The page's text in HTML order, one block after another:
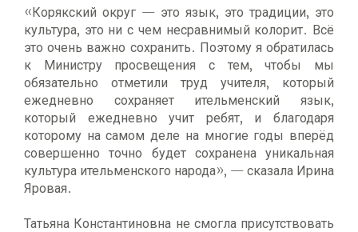
«Корякский округ — это язык, это традиции, это
культура, это ни с чем несравнимый колорит. Всё
это очень важно сохранить. Поэтому я обратилась
к Министру просвещения с тем, чтобы мы
обязательно отметили труд учителя, который
ежедневно сохраняет ительменский язык,
который ежедневно учит ребят, и благодаря
которому на самом деле на многие годы вперёд
совершенно точно будет сохранена уникальная
культура ительменского народа», — сказала Ирина
Яровая.
Татьяна Константиновна не смогла присутствовать